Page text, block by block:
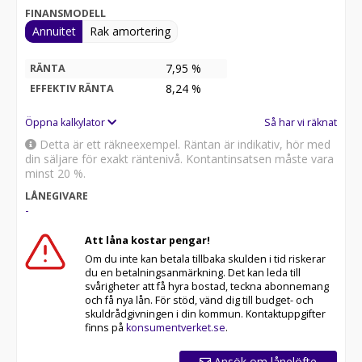
Zeekr? Varje ny bil levereras med en garanti på 5 år
eller 100 000 km, med möjlighet till förlängning med
ytterligare 5 år eller 100 000 km, genom att följa Zeekrs
rekommenderade service- och underhållsschema på
Zeekr Hi-Tech Service Centers eller Zeekr
auktoriserade verkstäder.
Just nu kan du finansiera denna bil med 0,99% RÄNTA
(Max 36mån), kontakta oss för mer information.
Välkommen till oss på Bendt Bil i Halmstad!
FINANSMODELL
Annuitet Rak amortering
RÄNTA 7,95 %
EFFEKTIV RÄNTA 8,24 %
Öppna kalkylator Så har vi räknat
Detta är ett räkneexempel. Räntan är indikativ, hör med
din säljare för exakt räntenivå. Kontantinsatsen måste vara
minst 20 %.
LÅNEGIVARE
-
Att låna kostar pengar!
Om du inte kan betala tillbaka skulden i tid riskerar
du en betalningsanmärkning. Det kan leda till
svårigheter att få hyra bostad, teckna abonnemang
och få nya lån. För stöd, vänd dig till budget- och
skuldrådgivningen i din kommun. Kontaktuppgifter
finns på konsumentverket.se.